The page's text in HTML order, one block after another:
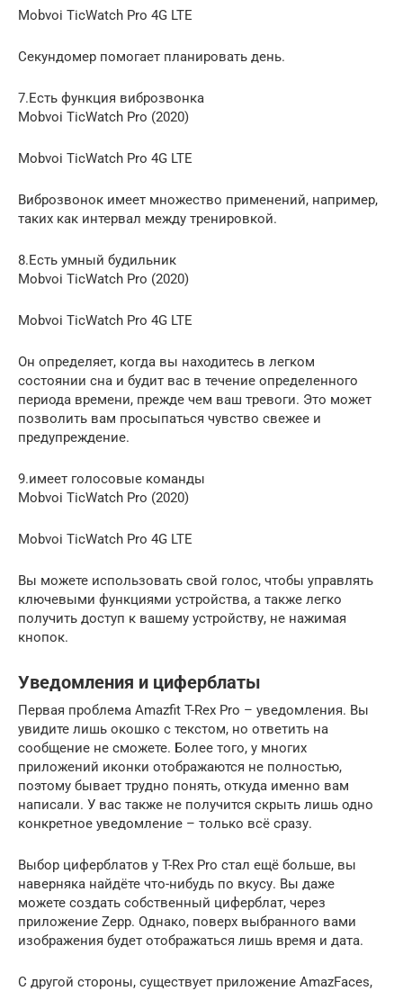
Mobvoi TicWatch Pro 4G LTE
Секундомер помогает планировать день.
7.Есть функция виброзвонка
Mobvoi TicWatch Pro (2020)
Mobvoi TicWatch Pro 4G LTE
Виброзвонок имеет множество применений, например,
таких как интервал между тренировкой.
8.Есть умный будильник
Mobvoi TicWatch Pro (2020)
Mobvoi TicWatch Pro 4G LTE
Он определяет, когда вы находитесь в легком
состоянии сна и будит вас в течение определенного
периода времени, прежде чем ваш тревоги. Это может
позволить вам просыпаться чувство свежее и
предупреждение.
9.имеет голосовые команды
Mobvoi TicWatch Pro (2020)
Mobvoi TicWatch Pro 4G LTE
Вы можете использовать свой ​​голос, чтобы управлять
ключевыми функциями устройства, а также легко
получить доступ к вашему устройству, не нажимая
кнопок.
Уведомления и циферблаты
Первая проблема Amazfit T-Rex Pro – уведомления. Вы
увидите лишь окошко с текстом, но ответить на
сообщение не сможете. Более того, у многих
приложений иконки отображаются не полностью,
поэтому бывает трудно понять, откуда именно вам
написали. У вас также не получится скрыть лишь одно
конкретное уведомление – только всё сразу.
Выбор циферблатов у T-Rex Pro стал ещё больше, вы
наверняка найдёте что-нибудь по вкусу. Вы даже
можете создать собственный циферблат, через
приложение Zepp. Однако, поверх выбранного вами
изображения будет отображаться лишь время и дата.
С другой стороны, существует приложение AmazFaces,